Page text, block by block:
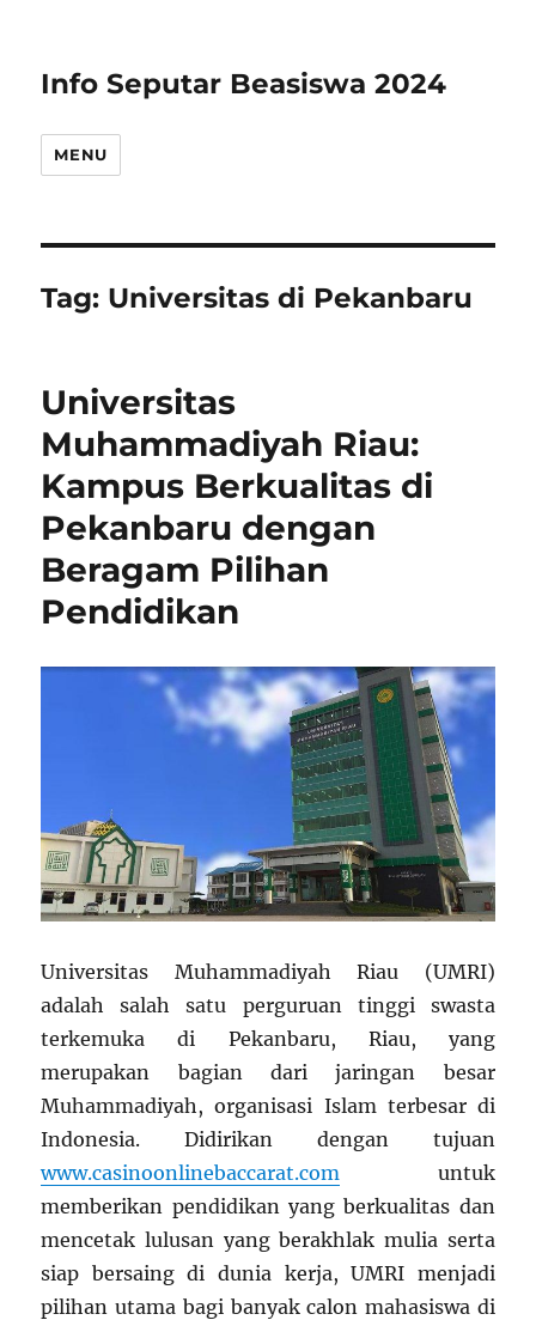
Info Seputar Beasiswa 2024
MENU
Tag: Universitas di Pekanbaru
Universitas
Muhammadiyah Riau:
Kampus Berkualitas di
Pekanbaru dengan
Beragam Pilihan
Pendidikan
Universitas Muhammadiyah Riau (UMRI)
adalah salah satu perguruan tinggi swasta
terkemuka di Pekanbaru, Riau, yang
merupakan bagian dari jaringan besar
Muhammadiyah, organisasi Islam terbesar di
Indonesia. Didirikan dengan tujuan
www.casinoonlinebaccarat.com untuk
memberikan pendidikan yang berkualitas dan
mencetak lulusan yang berakhlak mulia serta
siap bersaing di dunia kerja, UMRI menjadi
pilihan utama bagi banyak calon mahasiswa di